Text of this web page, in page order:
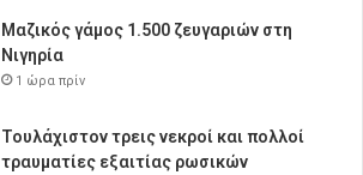
Μαζικός γάμος 1.500 ζευγαριών στη
Νιγηρία
1 ώρα πρίν
Τουλάχιστον τρεις νεκροί και πολλοί
τραυματίες εξαιτίας ρωσικών